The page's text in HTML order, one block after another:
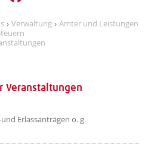
Verwaltung
Ämter und Leistungen
Veranstaltungen
Erlassanträgen o. g.